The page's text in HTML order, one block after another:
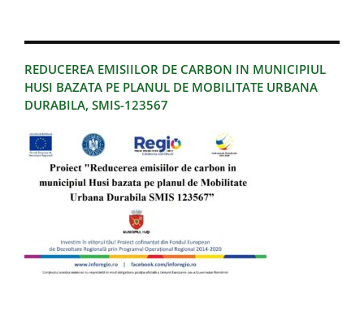
REDUCEREA EMISIILOR DE CARBON IN MUNICIPIUL
HUSI BAZATA PE PLANUL DE MOBILITATE URBANA
DURABILA, SMIS-123567